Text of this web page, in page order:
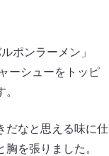
ポンラーメン」
ーシューをトッピ
だなと思える味に仕
を張りました。